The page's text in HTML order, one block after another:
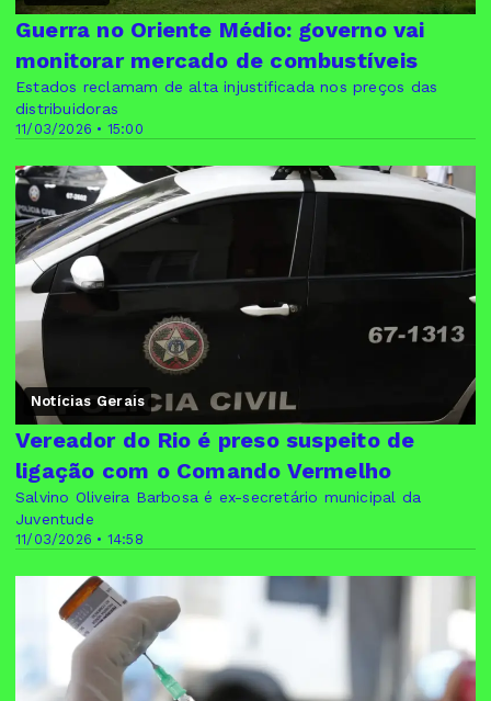
11/03/2026 • 15:00
Guerra no Oriente Médio: governo vai
monitorar mercado de combustíveis
Estados reclamam de alta injustificada nos preços das
distribuidoras
Notícias Gerais
11/03/2026 • 14:58
Vereador do Rio é preso suspeito de
ligação com o Comando Vermelho
Salvino Oliveira Barbosa é ex-secretário municipal da
Juventude